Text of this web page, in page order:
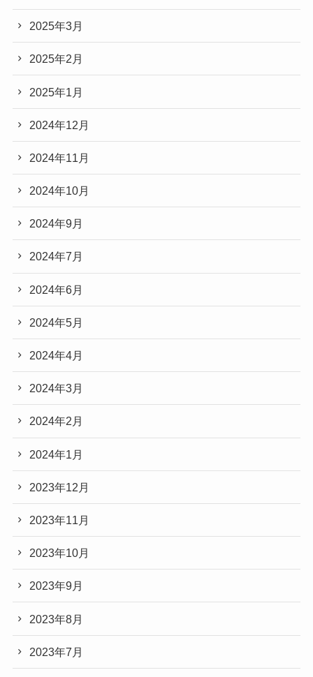
2025年3月
2025年2月
2025年1月
2024年12月
2024年11月
2024年10月
2024年9月
2024年7月
2024年6月
2024年5月
2024年4月
2024年3月
2024年2月
2024年1月
2023年12月
2023年11月
2023年10月
2023年9月
2023年8月
2023年7月